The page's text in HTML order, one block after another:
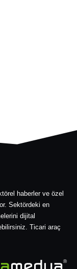
haberler ve özel
Sektördeki en
dijital
Ticari araç